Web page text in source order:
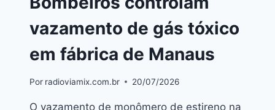
vazamento de gás tóxico
em fábrica de Manaus
Por radioviamix.com.br 20/07/2026
O vazamento de monômero de estireno na